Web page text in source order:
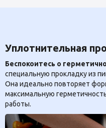
Уплотнительная
Беспокоитесь о
специальную прокладку из
Она идеально повторяет
максимальную
работы.